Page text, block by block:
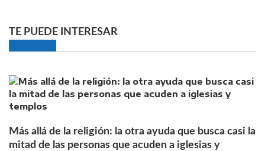
TE PUEDE INTERESAR
Más allá de la religión: la otra ayuda que busca casi la
mitad de las personas que acuden a iglesias y